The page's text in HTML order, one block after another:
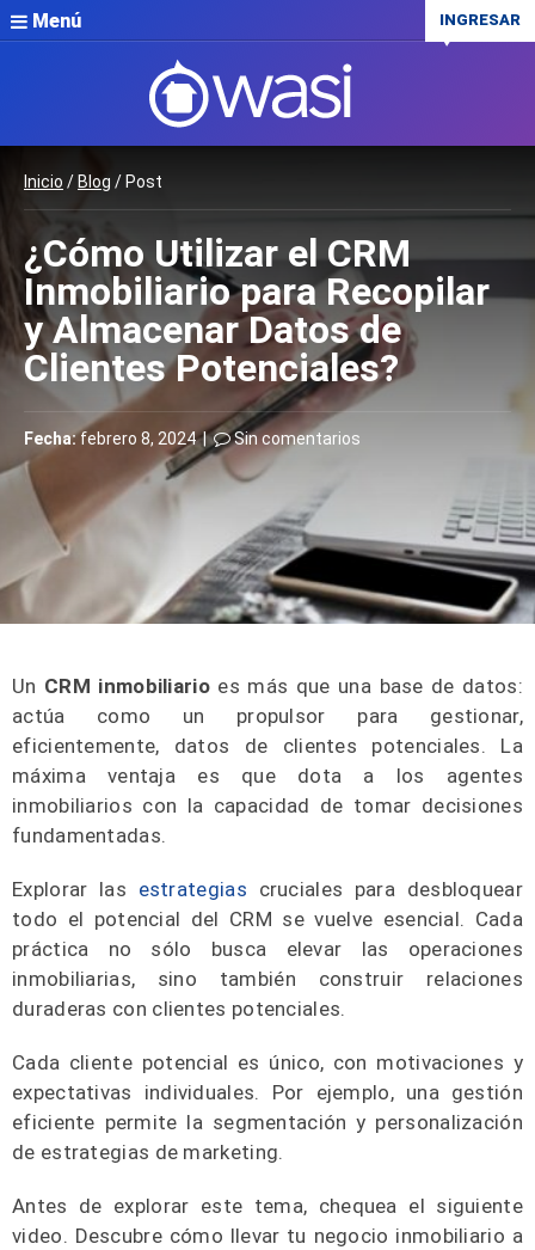
Menú INGRESAR
Inicio / Blog / Post
¿Cómo Utilizar el CRM
Inmobiliario para Recopilar
y Almacenar Datos de
Clientes Potenciales?
Fecha:febrero 8, 2024 | Sin comentarios
Un CRM inmobiliario es más que una base de datos:
actúa como un propulsor para gestionar,
eficientemente, datos de clientes potenciales. La
máxima ventaja es que dota a los agentes
inmobiliarios con la capacidad de tomar decisiones
fundamentadas.
Explorar las estrategias cruciales para desbloquear
todo el potencial del CRM se vuelve esencial. Cada
práctica no sólo busca elevar las operaciones
inmobiliarias, sino también construir relaciones
duraderas con clientes potenciales.
Cada cliente potencial es único, con motivaciones y
expectativas individuales. Por ejemplo, una gestión
eficiente permite la segmentación y personalización
de estrategias de marketing.
Antes de explorar este tema, chequea el siguiente
video. Descubre cómo llevar tu negocio inmobiliario a